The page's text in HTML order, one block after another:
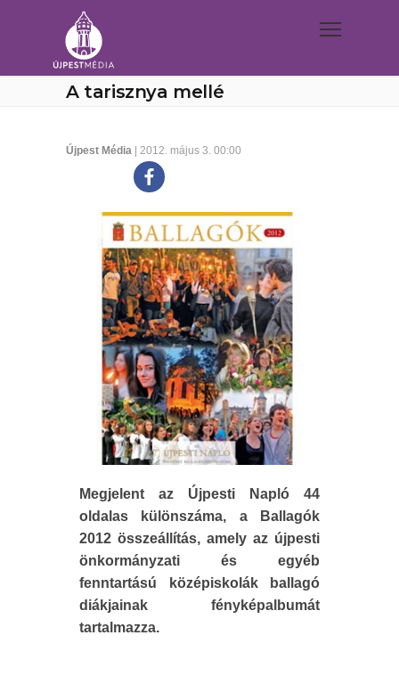
A tarisznya mellé
Újpest Média | 2012. május 3. 00:00
Megjelent az Újpesti Napló 44
oldalas különszáma, a Ballagók
2012 összeállítás, amely az újpesti
önkormányzati és egyéb
fenntartású középiskolák ballagó
diákjainak fényképalbumát
tartalmazza.